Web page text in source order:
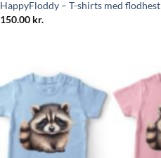
HappyFloddy – T-shirts med flodhest
150.00 kr.